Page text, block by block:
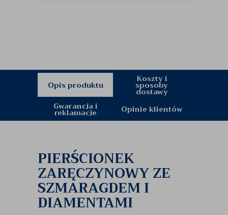
Opis produktu
Koszty i
sposoby
dostawy
Gwarancja i
reklamacje Opinie klientów
PIERŚCIONEK
ZARĘCZYNOWY ZE
SZMARAGDEM I
DIAMENTAMI